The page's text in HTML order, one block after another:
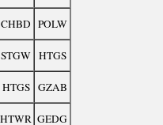
CHBD POLW
STGW HTGS
HTGS GZAB
HTWR GEDG